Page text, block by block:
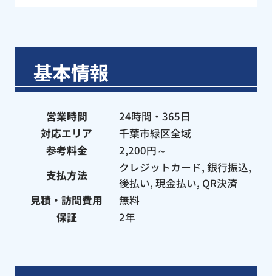
『水まる』にお願いすることにします。
基本情報
営業時間
24時間・365日
対応エリア
千葉市緑区全域
参考料金
2,200円～
支払方法
クレジットカード, 銀行振込,
後払い, 現金払い, QR決済
見積・訪問費用
無料
保証
2年